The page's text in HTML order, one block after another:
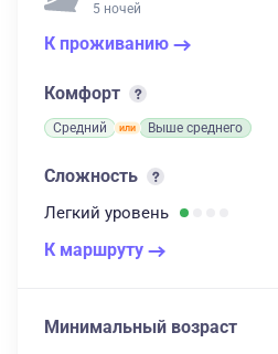
5 ночей
К проживанию
Комфорт
Средний Выше среднего
Сложность
Легкий уровень
К маршруту
Минимальный возраст